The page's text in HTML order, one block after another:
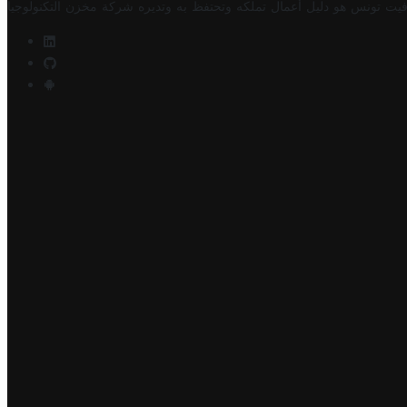
تونس هو دليل أعمال تملكه وتحتفظ به وتديره شركة مخزن التكنولوجيا